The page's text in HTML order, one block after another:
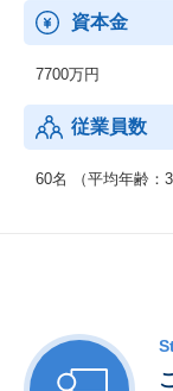
越谷市新庁舎 等
資本金
7700万円
従業員数
60名 （平均年齢：